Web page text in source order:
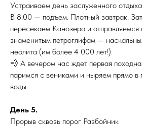
Устраиваем день заслуженного
В 8:00 — подъем. Плотный завтрак.
пересекаем Канозеро и отправляемся
знаменитым петроглифам —
неолита (им более 4 000 лет!).
💨 А вечером нас ждет первая
паримся с вениками и ныряем прямо в
воды.
День 5.
Прорыв сквозь порог Разбойник